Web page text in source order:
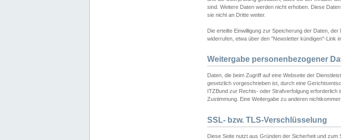
sind. Weitere Daten werden nicht erhoben. Diese
sie nicht an Dritte weiter.
Die erteilte Einwilligung zur Speicherung der Daten,
widerrufen, etwa über den "Newsletter kündigen"-Link
Weitergabe personenbezogener
Daten, die beim Zugriff auf eine Webseite der
gesetzlich vorgeschrieben ist, durch eine
ITZBund zur Rechts- oder Strafverfolgung
Zustimmung. Eine Weitergabe zu anderen
SSL- bzw. TLS-Verschlüsselung
Diese Seite nutzt aus Gründen der Sicherheit und